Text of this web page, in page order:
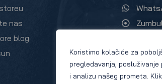
Koristimo kolačiće za
pregledavanja,
i analizu našeg prometa.
nas
blog